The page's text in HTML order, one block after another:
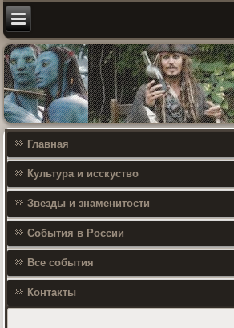
Главная
Культура и исскуство
Звезды и знаменитости
События в России
Все события
Контакты